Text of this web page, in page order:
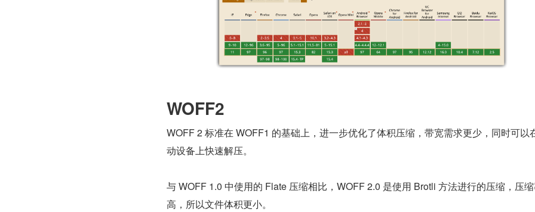
WOFF2
WOFF 2 标准在 WOFF1 的基础上，进一步优化了体积压缩，带宽需求更少，同时可以
动设备上快速解压。
与 WOFF 1.0 中使用的 Flate 压缩相比，WOFF 2.0 是使用 Brotli 方法进行的压缩，压
高，所以文件体积更小。